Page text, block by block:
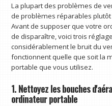
La plupart des problèmes de
de problèmes réparables
Avant de supposer que votre
de disparaître, voici trois
considérablement le bruit du
fonctionnent quelle que soit la
portable que vous utilisez.
1. Nettoyez les bouches
ordinateur portable